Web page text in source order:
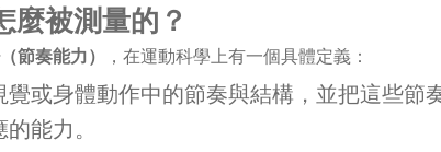
Free Afternoon meditation yogaIndia Meditation
mediation class improve attentionmeditation
療法哮喘舒緩壓力減輕壓力管理壓力緩解專注力
抗抑鬱氣道健康深層放鬆灰質無思慮醒覺
認知功能提升
麼被測量的？
節奏能力） ，在運動科學上有一個具體定義：
或身體動作中的節奏與結構，並把這些節
能力。